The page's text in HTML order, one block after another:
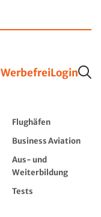
WerbefreiLogin
Flughäfen
Business Aviation
Aus- und
Weiterbildung
Tests